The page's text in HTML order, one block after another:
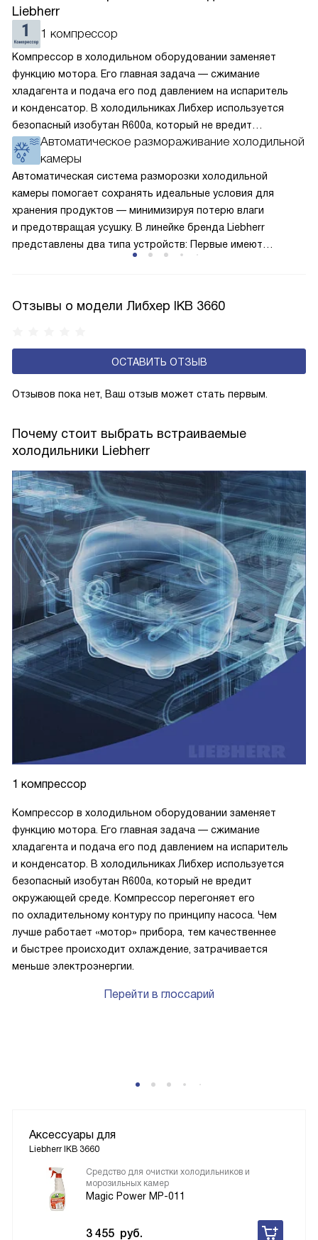
Liebherr
1 компрессор
Компрессор в холодильном оборудовании заменяет
функцию мотора. Его главная задача — сжимание
хладагента и подача его под давлением на испаритель
и конденсатор. В холодильниках Либхер используется
безопасный изобутан R600a, который не вредит
окружающей среде. Компрессор перегоняет его
по охладительному контуру по принципу насоса. Чем
лучше работает «мотор» прибора, тем качественнее
и быстрее происходит охлаждение, затрачивается
меньше электроэнергии.
Автоматическое размораживание холодильной
камеры
Автоматическая система разморозки холодильной
камеры помогает сохранять идеальные условия для
хранения продуктов — минимизируя потерю влаги
и предотвращая усушку. В линейке бренда Liebherr
представлены два типа устройств: Первые имеют
с панелью, выполняющей функцию «сухой стенки». Такие
эксплуатацию и чаще всего оснащены нулевой зоной
свежести BioFresh 0°C. Они встречаются в сериях Plus,
Отзывы о модели Либхер IKB 3660
ОСТАВИТЬ ОТЗЫВ
Отзывов пока нет, Ваш отзыв может стать первым.
Почему стоит выбрать встраиваемые
холодильники Liebherr
1 компрессор
Компрессор в холодильном оборудовании заменяет
функцию мотора. Его главная задача — сжимание
хладагента и подача его под давлением на испаритель
и конденсатор. В холодильниках Либхер используется
безопасный изобутан R600a, который не вредит
окружающей среде. Компрессор перегоняет его
по охладительному контуру по принципу насоса. Чем
лучше работает «мотор» прибора, тем качественнее
и быстрее происходит охлаждение, затрачивается
меньше электроэнергии.
Перейти в глоссарий
Аксессуары для
Liebherr IKB 3660
Средство для очистки холодильников и
морозильных камер
Magic Power MP-011
3 455 руб.